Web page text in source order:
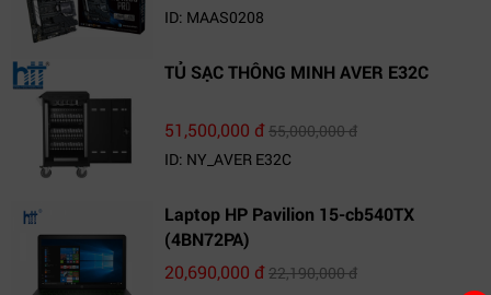
ID: MAAS0208
TỦ SẠC THÔNG MINH AVER E32C
51,500,000 đ55,000,000 đ
ID: NY_AVER E32C
Laptop HP Pavilion 15-cb540TX
(4BN72PA)
20,690,000 đ22,190,000 đ